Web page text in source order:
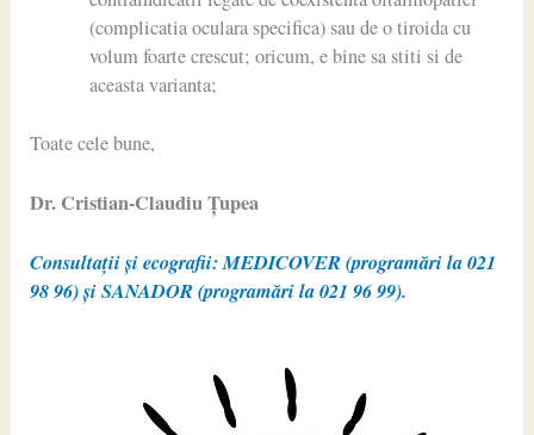
(complicatia oculara specifica) sau de o tiroida cu
volum foarte crescut; oricum, e bine sa stiti si de
aceasta varianta;
Toate cele bune,
Dr. Cristian-Claudiu Ţupea
Consultații și ecografii: MEDICOVER (programări la 021
98 96) și SANADOR (programări la 021 96 99).